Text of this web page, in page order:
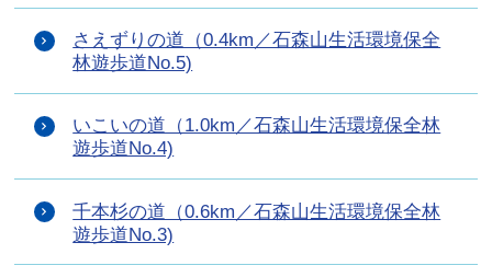
さえずりの道（0.4km／石森山生活環境保全
林遊歩道No.5)
いこいの道（1.0km／石森山生活環境保全林
遊歩道No.4)
千本杉の道（0.6km／石森山生活環境保全林
遊歩道No.3)